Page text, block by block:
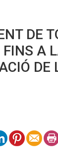
DE
FINS A
DE